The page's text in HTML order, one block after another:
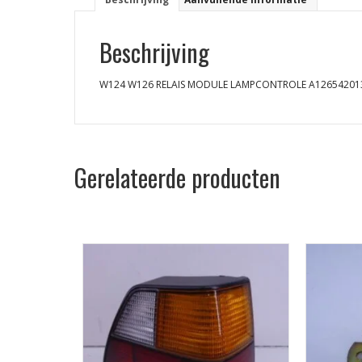
Beschrijving
W124 W126 RELAIS MODULE LAMPCONTROLE
Gerelateerde producten